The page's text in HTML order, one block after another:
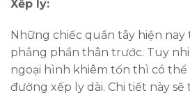
Xếp ly:
Những chiếc quần tây hiện
phẳng phần thân trước. Tuy
ngoại hình khiêm tốn thì có thể
đường xếp ly dài. Chi tiết này